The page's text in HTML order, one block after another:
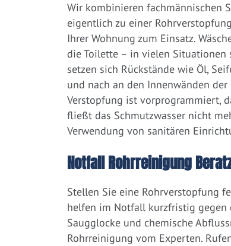
Wir kombinieren fachmännischen
eigentlich zu einer
Ihrer Wohnung zum Einsatz.
die Toilette – in vielen Situationen
setzen sich Rückstände wie Öl,
und nach an den Innenwänden
Verstopfung ist vorprogrammiert,
fließt das Schmutzwasser nicht
Verwendung von sanitären
Notfall Rohrreinigung
Stellen Sie eine Rohrverstopfung
helfen im Notfall kurzfristig gegen
Saugglocke und chemische
Rohrreinigung vom Experten.